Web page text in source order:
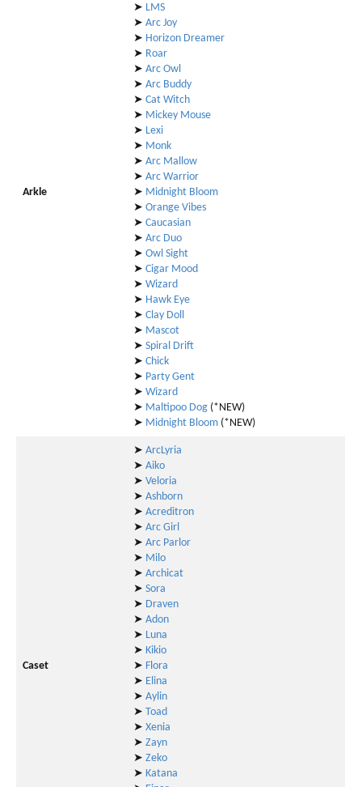
Arkle
➤ LMS
➤ Arc Joy
➤ Horizon Dreamer
➤ Roar
➤ Arc Owl
➤ Arc Buddy
➤ Cat Witch
➤ Mickey Mouse
➤ Lexi
➤ Monk
➤ Arc Mallow
➤ Arc Warrior
➤ Midnight Bloom
➤ Orange Vibes
➤ Caucasian
➤ Arc Duo
➤ Owl Sight
➤ Cigar Mood
➤ Wizard
➤ Hawk Eye
➤ Clay Doll
➤ Mascot
➤ Spiral Drift
➤ Chick
➤ Party Gent
➤ Wizard
➤ Maltipoo Dog (*NEW)
➤ Midnight Bloom (*NEW)
Caset
➤ ArcLyria
➤ Aiko
➤ Veloria
➤ Ashborn
➤ Acreditron
➤ Arc Girl
➤ Arc Parlor
➤ Milo
➤ Archicat
➤ Sora
➤ Draven
➤ Adon
➤ Luna
➤ Kikio
➤ Flora
➤ Elina
➤ Aylin
➤ Toad
➤ Xenia
➤ Zayn
➤ Zeko
➤ Katana